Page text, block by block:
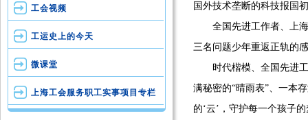
工会视频
工运史上的今天
微课堂
上海工会服务职工实事项目专栏
国外技术垄断的科技报国
全国先进工作者、上海
三名问题少年重返正轨的
时代楷模、全国先进工
满秘密的“晴雨表”、一本
的‘云’，守护每一个孩子